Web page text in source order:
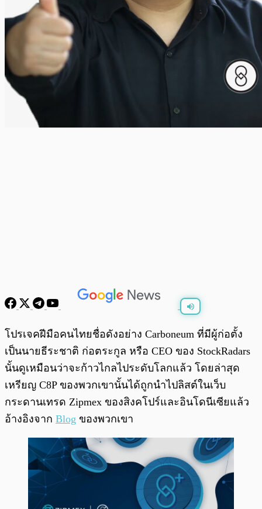
พร้อมเล่น 0:00 / 0:00
โปรเจคฝีมือคนไทยชื่อดังอย่าง Carboneum ที่มีผู้ก่อตั้ง
เป็นนายธีระชาติ ก่อตระกูล หรือ CEO ของ StockRadars
นั้นดูเหมือนว่าจะก้าวไกลไประดับโลกแล้ว โดยล่าสุด
เหรียญ C8P ของพวกเขานั้นได้ถูกนำไปลิสต์ในเว็บ
กระดานเทรด Zipmex ของสิงคโปร์และอินโดนีเซียแล้ว
อ้างอิงจาก Blog ของพวกเขา